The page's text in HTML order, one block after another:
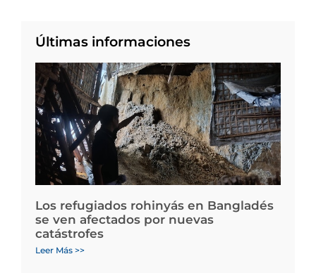
Últimas informaciones
Los refugiados rohinyás en Bangladés
se ven afectados por nuevas
catástrofes
Leer Más >>